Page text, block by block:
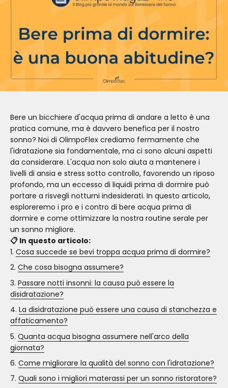
Bere un bicchiere d'acqua prima di andare a letto è una
pratica comune, ma è davvero benefica per il nostro
sonno? Noi di OlimpoFlex crediamo fermamente che
l'idratazione sia fondamentale, ma ci sono alcuni aspetti
da considerare. L'acqua non solo aiuta a mantenere i
livelli di ansia e stress sotto controllo, favorendo un riposo
profondo, ma un eccesso di liquidi prima di dormire può
portare a risvegli notturni indesiderati. In questo articolo,
esploreremo i pro e i contro di bere acqua prima di
dormire e come ottimizzare la nostra routine serale per
un sonno migliore.
📋 In questo articolo:
Cosa succede se bevi troppa acqua prima di dormire?
Che cosa bisogna assumere?
Passare notti insonni: la causa può essere la
disidratazione?
La disidratazione può essere una causa di stanchezza e
affaticamento?
Quanta acqua bisogna assumere nell'arco della
giornata?
Come migliorare la qualità del sonno con l'idratazione?
Quali sono i migliori materassi per un sonno ristoratore?